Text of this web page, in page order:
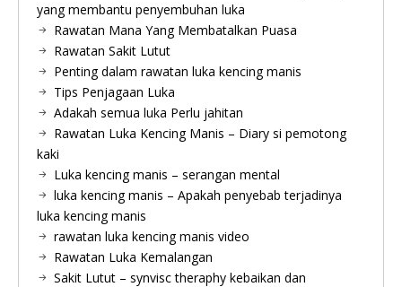
yang membantu penyembuhan luka
Rawatan Mana Yang Membatalkan Puasa
Rawatan Sakit Lutut
Penting dalam rawatan luka kencing manis
Tips Penjagaan Luka
Adakah semua luka Perlu jahitan
Rawatan Luka Kencing Manis – Diary si pemotong
kaki
Luka kencing manis – serangan mental
luka kencing manis – Apakah penyebab terjadinya
luka kencing manis
rawatan luka kencing manis video
Rawatan Luka Kemalangan
Sakit Lutut – synvisc theraphy kebaikan dan